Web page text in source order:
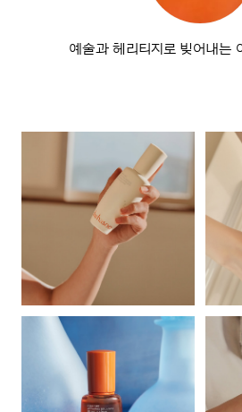
예술과 헤리티지로 빚어내는